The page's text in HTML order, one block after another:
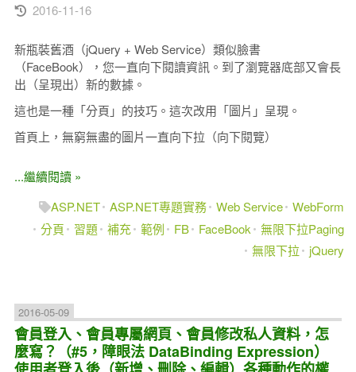
2016-11-16
新瓶裝舊酒（jQuery + Web Service）類似臉書
（FaceBook），您一直向下閱讀資訊。到了瀏覽器底部又會長
出（呈現出）新的數據。
這也是一種「分頁」的技巧。這次改用「圖片」呈現。
首頁上，無窮無盡的圖片一直向下拉（向下閱覽）
...繼續閱讀 »
ASP.NET ASP.NET專題實務 Web Service WebForm
分頁
習題 補充 範例 FB FaceBook
無限下拉Paging
無限下拉
jQuery
2016-05-09
會員登入、會員專屬網頁、會員修改私人資料，怎
麼寫？（#5，障眼法 DataBinding Expression）